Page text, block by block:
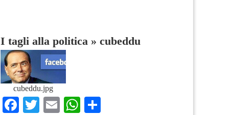
I tagli alla politica » cubeddu
cubeddu.jpg
Facebook
TwitterEmailWhatsApp